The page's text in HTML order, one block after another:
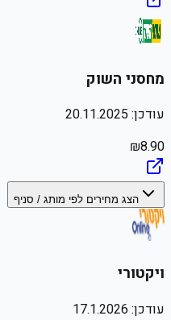
מחסני השוק
עודכן: 20.11.2025
₪8.90
הצג מחירים לפי מותג / סניף
ויקטורי
עודכן: 17.1.2026